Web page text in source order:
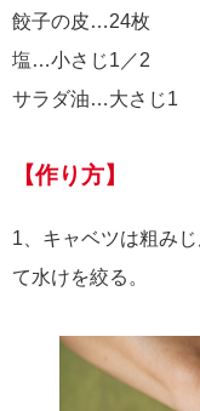
餃子の皮…24枚
塩…小さじ1／2
サラダ油…大さじ1
【作り方】
1、キャベツは粗み
て水けを絞る。